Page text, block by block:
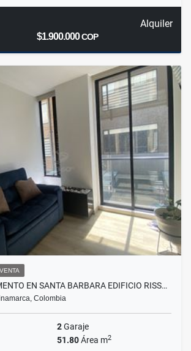
Alquiler
$1.900.000COP
VENTA
EN SANTA BARBARA EDIFICIO RISS…
Colombia
2Garaje
51.80Área m2